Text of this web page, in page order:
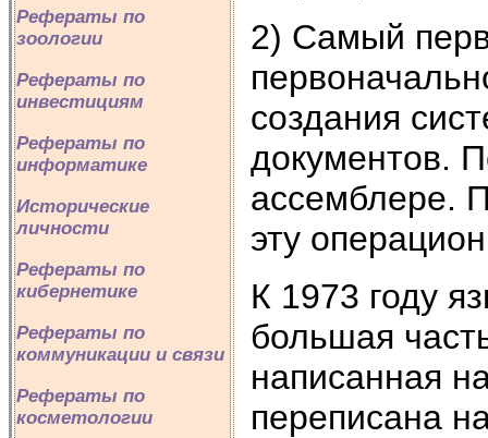
Рефераты по
зоологии
Рефераты по
инвестициям
Рефераты по
информатике
Исторические
личности
Рефераты по
кибернетике
Рефераты по
коммуникации и связи
Рефераты по
косметологии
2) Самый
создания
документов.
ассемблере.
эту
К 1973 году
большая
написанная
переписана